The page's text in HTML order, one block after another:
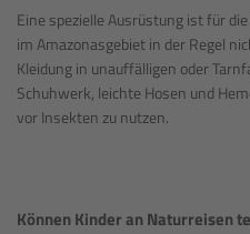
Eine spezielle Ausrüstung ist für
im Amazonasgebiet in der Regel
Kleidung in unauffälligen oder
Schuhwerk, leichte Hosen und
vor Insekten zu nutzen.
Können Kinder an Naturreisen